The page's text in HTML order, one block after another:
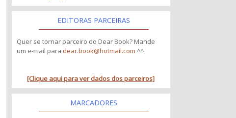
EDITORAS PARCEIRAS
Quer se tornar parceiro do Dear Book? Mande
um e-mail para dear.book@hotmail.com ^^
[Clique aqui para ver dados dos parceiros]
MARCADORES